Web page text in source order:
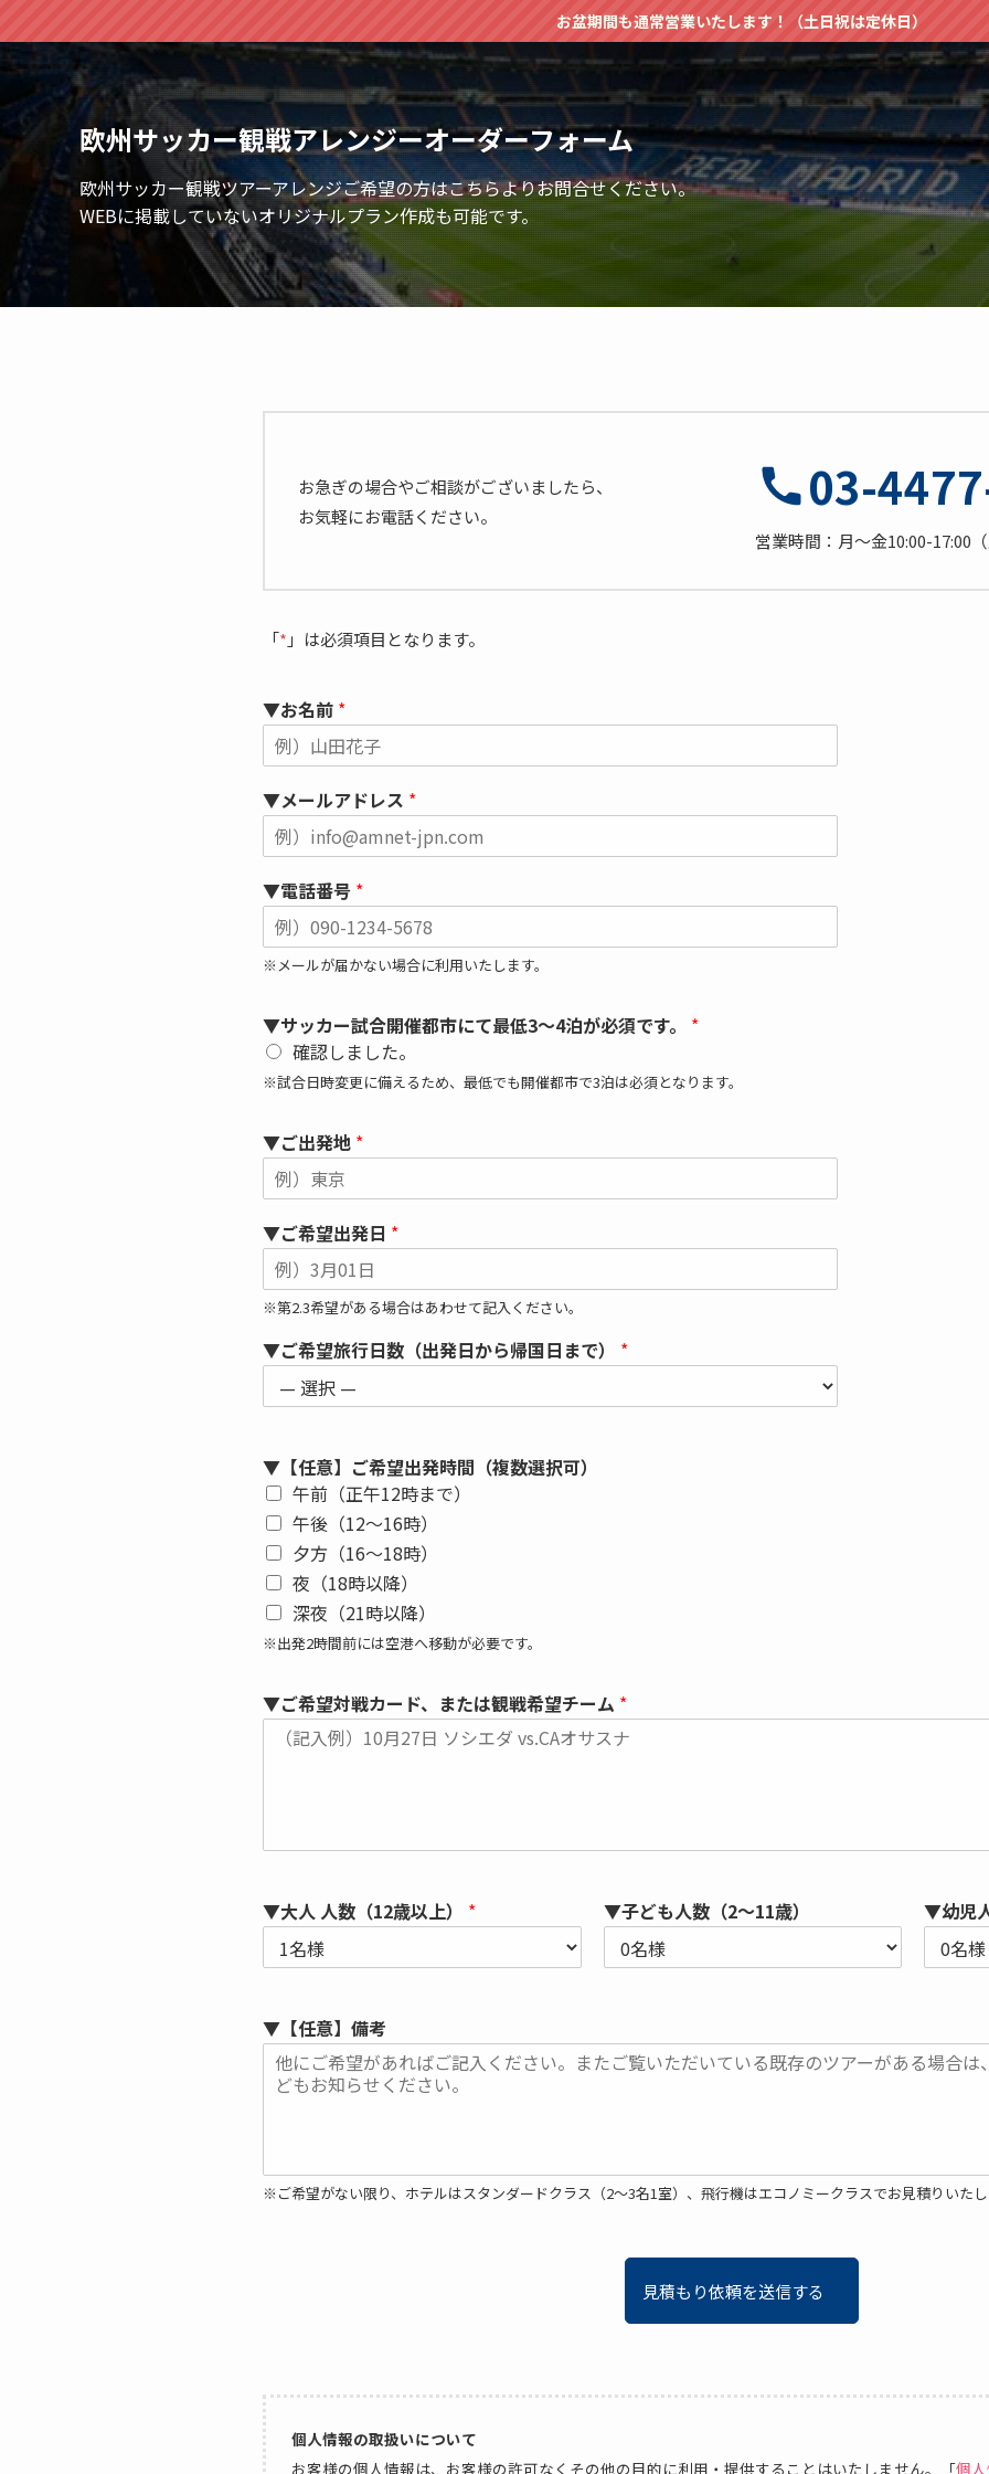
お盆期間も通常営業いたします！（土日祝は定休日）
欧州サッカー観戦アレンジーオーダーフォーム
欧州サッカー観戦ツアーアレンジご希望の方はこちらよりお問合せください。
WEBに掲載していないオリジナルプラン作成も可能です。
お急ぎの場合やご相談がございましたら、
お気軽にお電話ください。
03-
営業時間：月～金10:00-17:00（
「* 」は必須項目となります。
▼お名前 *
▼メールアドレス *
▼電話番号 *
※メールが届かない場合に利用いたします。
▼サッカー試合開催都市にて最低3～4泊が必須です。 *
確認しました。
※試合日時変更に備えるため、最低でも開催都市で3泊は必須となります。
▼ご出発地 *
▼ご希望出発日 *
※第2.3希望がある場合はあわせて記入ください。
▼ご希望旅行日数（出発日から帰国日まで） *
▼【任意】ご希望出発時間（複数選択可）
午前（正午12時まで）
午後（12～16時）
夕方（16～18時）
夜（18時以降）
深夜（21時以降）
※出発2時間前には空港へ移動が必要です。
▼ご希望対戦カード、または観戦希望チーム *
▼大人 人数（12歳以上） * ▼子ども人数（2～11歳） ▼幼児
▼【任意】備考
※ご希望がない限り、ホテルはスタンダードクラス（2～3名1室）、飛行機はエコノミークラスでお見積りいたし
見積もり依頼を送信する
個人情報の取扱いについて
お客様の個人情報は、お客様の許可なくその他の目的に利用・提供することはいたしません。「個